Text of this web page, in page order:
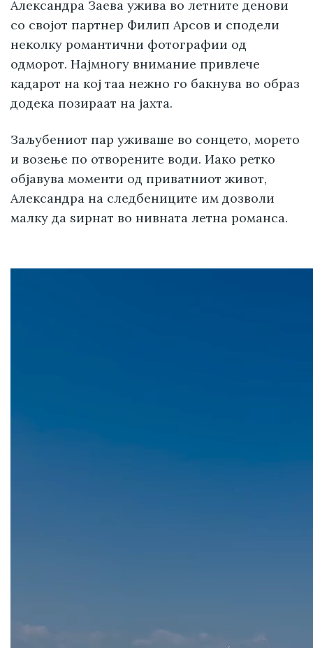
Александра Заева ужива во летните денови
со својот партнер Филип Арсов и сподели
неколку романтични фотографии од
одморот. Најмногу внимание привлече
кадарот на кој таа нежно го бакнува во образ
додека позираат на јахта.
Заљубениот пар уживаше во сонцето, морето
и возење по отворените води. Иако ретко
објавува моменти од приватниот живот,
Александра на следбениците им дозволи
малку да ѕирнат во нивната летна романса.